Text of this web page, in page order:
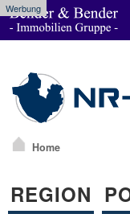
Werbung
Home
REGION